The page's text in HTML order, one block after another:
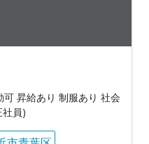
昇給あり 制服あり 社会
員)